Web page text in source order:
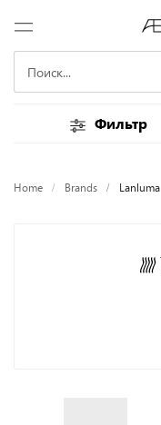
Фильтр
Home Brands Lanluma